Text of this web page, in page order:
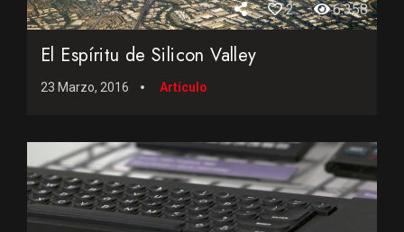
2 6.358
El Espíritu de Silicon Valley
23 Marzo, 2016 Artículo